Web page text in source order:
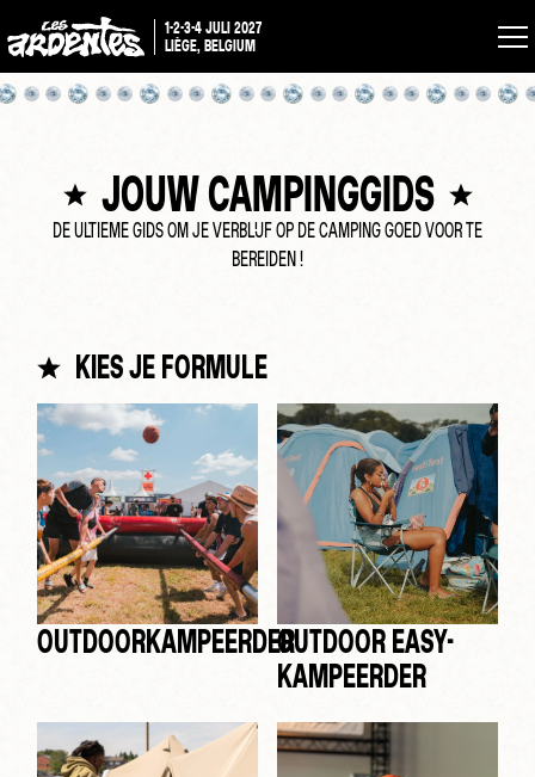
1-2-3-4 JULI 2027
LIÈGE, BELGIUM
JOUW CAMPINGGIDS
DE ULTIEME GIDS OM JE VERBLIJF OP DE CAMPING GOED VOOR TE
BEREIDEN !
KIES JE FORMULE
OUTDOORKAMPEERDEROUTDOOR EASY-
KAMPEERDER